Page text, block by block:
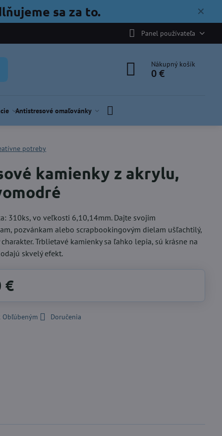
✕
sa za to.
Panel používateľa
Nákupný košík
0 €
Antistresové omaľovánky
potreby
kamienky z akrylu,
310ks, vo veľkosti 6,10,14mm. Dajte svojim
pozvánkam alebo scrapbookingovým dielam ušľachtilý,
Trblietavé kamienky sa ľahko lepia, sú krásne na
skvelý efekt.
€
Obľúbeným Doručenia